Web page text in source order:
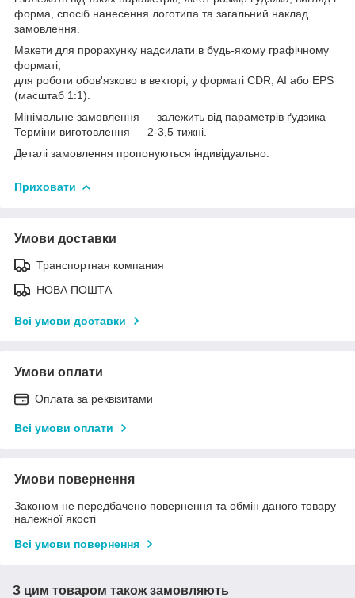
форма, спосіб нанесення логотипа та загальний наклад
замовлення.
Макети для прорахунку надсилати в будь-якому графічному
форматі,
для роботи обов'язково в векторі, у форматі CDR, AI або EPS
(масштаб 1:1).
Мінімальне замовлення — залежить від параметрів ґудзика
Терміни виготовлення — 2-3,5 тижні.
Деталі замовлення пропонуються індивідуально.
Приховати
Умови доставки
Транспортная компания
НОВА ПОШТА
Всі умови доставки
Умови оплати
Оплата за реквізитами
Всі умови оплати
Умови повернення
Законом не передбачено повернення та обмін даного товару
належної якості
Всі умови повернення
З цим товаром також замовляють